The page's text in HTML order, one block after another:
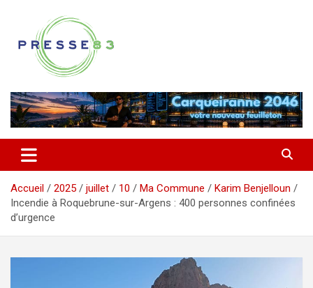
contenu
Presse 83
Accueil 2025 juillet 10 Ma Commune
Karim Benjelloun
Incendie à Roquebrune-sur-Argens : 400 personnes confinées
d’urgence